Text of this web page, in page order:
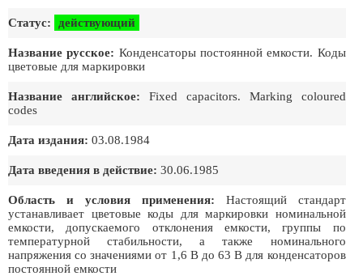
Статус: действующий
Название русское: Конденсаторы постоянной емкости. Коды
цветовые для маркировки
Название английское: Fixed capacitors. Marking coloured
codes
Дата издания: 03.08.1984
Дата введения в действие: 30.06.1985
Область и условия применения: Настоящий стандарт
устанавливает цветовые коды для маркировки номинальной
емкости, допускаемого отклонения емкости, группы по
температурной стабильности, а также номинального
напряжения со значениями от 1,6 В до 63 В для конденсаторов
постоянной емкости